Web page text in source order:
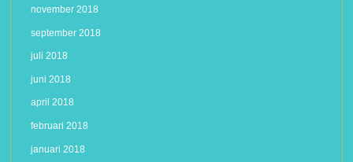
november 2018
september 2018
juli 2018
juni 2018
april 2018
februari 2018
januari 2018